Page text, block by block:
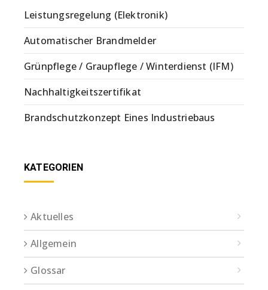
Leistungsregelung (Elektronik)
Automatischer Brandmelder
Grünpflege / Graupflege / Winterdienst (IFM)
Nachhaltigkeitszertifikat
Brandschutzkonzept Eines Industriebaus
KATEGORIEN
Aktuelles
Allgemein
Glossar